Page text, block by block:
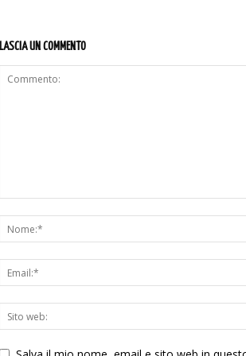
LASCIA UN COMMENTO